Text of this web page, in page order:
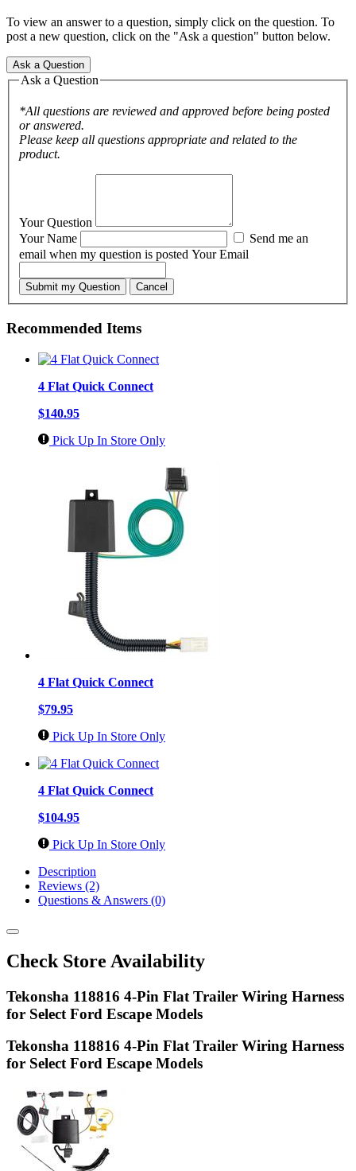
To view an answer to a question, simply click on the question. To
post a new question, click on the "Ask a question" button below.
Ask a Question
Ask a Question
*All questions are reviewed and approved before being posted
or answered.
Please keep all questions appropriate and related to the
product.
Your Question
Your Name
email when my question is posted Your Email
Submit my Question Cancel
Recommended Items
4 Flat Quick Connect
$140.95
Pick Up In Store Only
4 Flat Quick Connect
$79.95
Pick Up In Store Only
4 Flat Quick Connect
$104.95
Pick Up In Store Only
Description
Reviews (2)
Questions & Answers (0)
Check Store Availability
Tekonsha 118816 4-Pin Flat Trailer Wiring Harness
for Select Ford Escape Models
Tekonsha 118816 4-Pin Flat Trailer Wiring Harness
for Select Ford Escape Models